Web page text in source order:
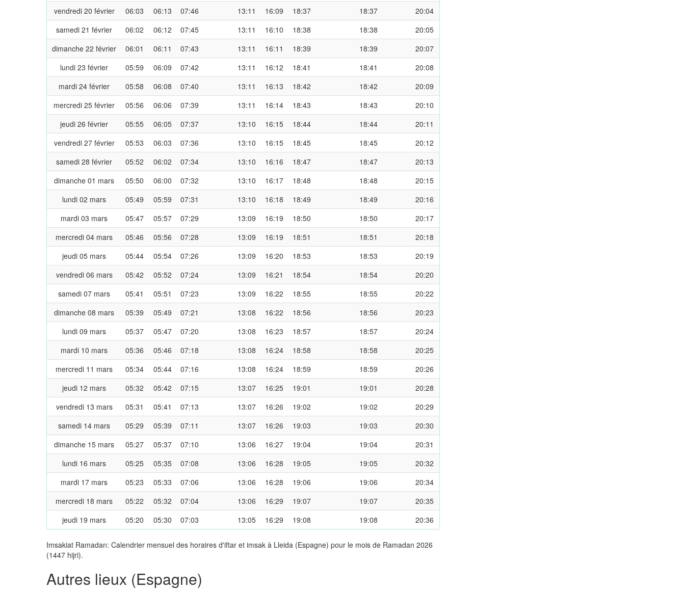
vendredi 20 février
06:03 06:13 07:46 13:11 16:09 18:37 18:37
20:04
samedi 21 février
06:02 06:12 07:45 13:11 16:10 18:38 18:38
20:05
dimanche 22 février
06:01 06:11 07:43 13:11 16:11 18:39 18:39
20:07
lundi 23 février
05:59 06:09 07:42 13:11 16:12 18:41 18:41
20:08
mardi 24 février
05:58 06:08 07:40 13:11 16:13 18:42 18:42
20:09
mercredi 25 février
05:56 06:06 07:39 13:11 16:14 18:43 18:43
20:10
jeudi 26 février
05:55 06:05 07:37 13:10 16:15 18:44 18:44
20:11
vendredi 27 février
05:53 06:03 07:36 13:10 16:15 18:45 18:45
20:12
samedi 28 février
05:52 06:02 07:34 13:10 16:16 18:47 18:47
20:13
dimanche 01 mars
05:50 06:00 07:32 13:10 16:17 18:48 18:48
20:15
lundi 02 mars
05:49 05:59 07:31 13:10 16:18 18:49 18:49
20:16
mardi 03 mars
05:47 05:57 07:29 13:09 16:19 18:50 18:50
20:17
mercredi 04 mars
05:46 05:56 07:28 13:09 16:19 18:51 18:51
20:18
jeudi 05 mars
05:44 05:54 07:26 13:09 16:20 18:53 18:53
20:19
vendredi 06 mars
05:42 05:52 07:24 13:09 16:21 18:54 18:54
20:20
samedi 07 mars
05:41 05:51 07:23 13:09 16:22 18:55 18:55
20:22
dimanche 08 mars
05:39 05:49 07:21 13:08 16:22 18:56 18:56
20:23
lundi 09 mars
05:37 05:47 07:20 13:08 16:23 18:57 18:57
20:24
mardi 10 mars
05:36 05:46 07:18 13:08 16:24 18:58 18:58
20:25
mercredi 11 mars
05:34 05:44 07:16 13:08 16:24 18:59 18:59
20:26
jeudi 12 mars
05:32 05:42 07:15 13:07 16:25 19:01 19:01
20:28
vendredi 13 mars
05:31 05:41 07:13 13:07 16:26 19:02 19:02
20:29
samedi 14 mars
05:29 05:39 07:11 13:07 16:26 19:03 19:03
20:30
dimanche 15 mars
05:27 05:37 07:10 13:06 16:27 19:04 19:04
20:31
lundi 16 mars
05:25 05:35 07:08 13:06 16:28 19:05 19:05
20:32
mardi 17 mars
05:23 05:33 07:06 13:06 16:28 19:06 19:06
20:34
mercredi 18 mars
05:22 05:32 07:04 13:06 16:29 19:07 19:07
20:35
jeudi 19 mars
05:20 05:30 07:03 13:05 16:29 19:08 19:08 20:36
Imsakiat Ramadan: Calendrier mensuel des horaires d'iftar et imsak à Lleida (Espagne) pour le mois de Ramadan 2026
(1447 hijri).
Autres lieux (Espagne)